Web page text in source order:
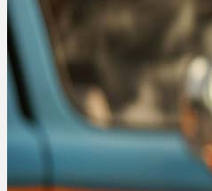
Ablauf
Therapien
Alle Krankheiten
Chronische Schmerzen